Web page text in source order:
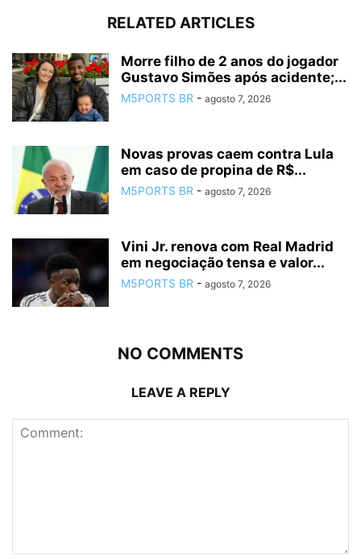
RELATED ARTICLES
Morre filho de 2 anos do jogador
Gustavo Simões após acidente;...
M5PORTS BR - agosto 7, 2026
Novas provas caem contra Lula
em caso de propina de R$...
M5PORTS BR - agosto 7, 2026
Vini Jr. renova com Real Madrid
em negociação tensa e valor...
M5PORTS BR - agosto 7, 2026
NO COMMENTS
LEAVE A REPLY